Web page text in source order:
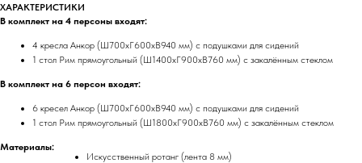
ХАРАКТЕРИСТИКИ
В комплект на 4 персоны входят:
4 кресла Анкор (Ш700хГ600хВ940 мм) с подушками для сидений
1 стол Рим прямоугольный (Ш1400хГ900хВ760 мм) с закалённым стеклом
В комплект на 6 персон входят:
6 кресел Анкор (Ш700хГ600хВ940 мм) с подушками для сидений
1 стол Рим прямоугольный (Ш1800хГ900хВ760 мм) с закалённым стеклом
Материалы:
Искусственный ротанг (лента 8 мм)